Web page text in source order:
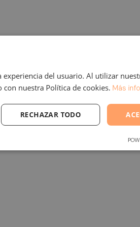
experiencia del usuario. Al utilizar
con nuestra Política de cookies. Más
RECHAZAR TODO